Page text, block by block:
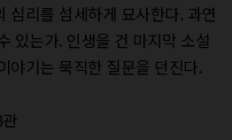
심리를 섬세하게 묘사한다. 과연
있는가. 인생을 건 마지막 소설
야기는 묵직한 질문을 던진다.